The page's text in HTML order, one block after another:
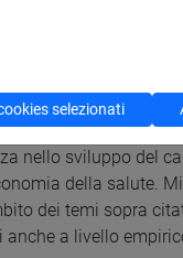
A.137 a San
Salute e del
nello sviluppo del
della salute.
dei temi sopra
a livello
selezionati